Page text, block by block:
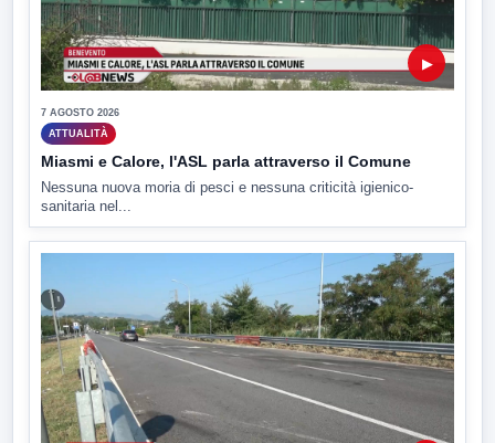
▶
7 AGOSTO 2026
ATTUALITÀ
Miasmi e Calore, l'ASL parla attraverso il Comune
Nessuna nuova moria di pesci e nessuna criticità igienico-
sanitaria nel...